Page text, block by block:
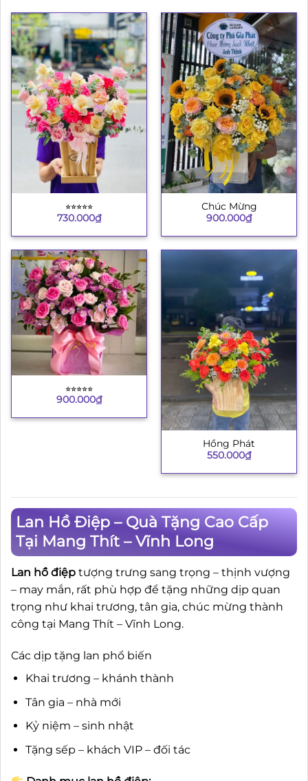
⭐︎⭐︎⭐︎⭐︎⭐︎
730.000₫
Chúc Mừng
900.000₫
⭐︎⭐︎⭐︎⭐︎⭐︎
900.000₫
Hồng Phát
550.000₫
Lan Hồ Điệp – Quà Tặng Cao Cấp
Tại Mang Thít – Vĩnh Long
Lan hồ điệp tượng trưng sang trọng – thịnh vượng
– may mắn, rất phù hợp để tặng những dịp quan
trọng như khai trương, tân gia, chúc mừng thành
công tại Mang Thít – Vĩnh Long.
Các dịp tặng lan phổ biến
Khai trương – khánh thành
Tân gia – nhà mới
Kỷ niệm – sinh nhật
Tặng sếp – khách VIP – đối tác